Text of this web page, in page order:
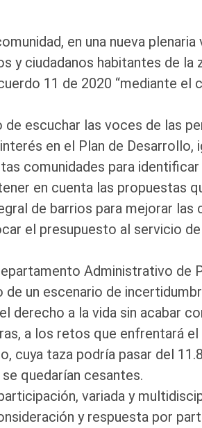
en una nueva
y ciudadanos habitantes de la
11 de 2020 “mediante
de escuchar las voces de las
en el Plan de
comunidades para
en cuenta las propuestas
de barrios para mejorar
el presupuesto al servicio
Administrativo de
un escenario de
derecho a la vida sin acabar
a los retos que enfrentará
cuya taza podría pasar del
quedarían cesantes.
variada y
y respuesta por